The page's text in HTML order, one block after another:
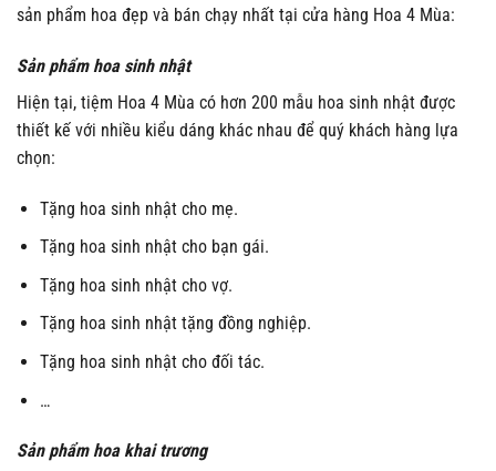
sản phẩm hoa đẹp và bán chạy nhất tại cửa hàng Hoa 4 Mùa:
Sản phẩm hoa sinh nhật
Hiện tại, tiệm Hoa 4 Mùa có hơn 200 mẫu hoa sinh nhật được
thiết kế với nhiều kiểu dáng khác nhau để quý khách hàng lựa
chọn:
Tặng hoa sinh nhật cho mẹ.
Tặng hoa sinh nhật cho bạn gái.
Tặng hoa sinh nhật cho vợ.
Tặng hoa sinh nhật tặng đồng nghiệp.
Tặng hoa sinh nhật cho đối tác.
…
Sản phẩm hoa khai trương